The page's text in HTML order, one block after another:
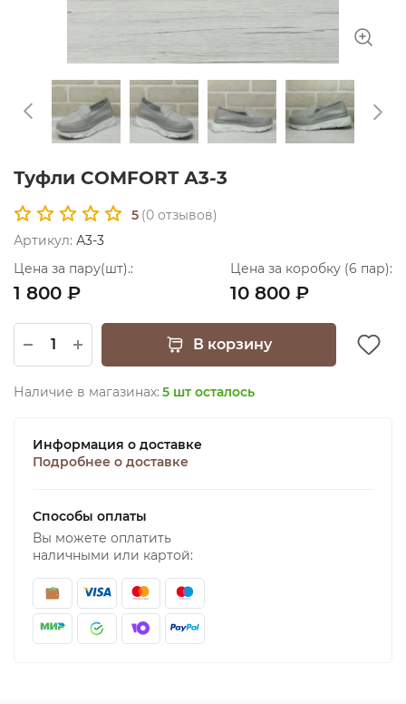
Туфли COMFORT А3-3
5 (0 отзывов)
Артикул: А3-3
Цена за пару(шт).:
1 800 ₽
Цена за коробку (6 пар):
10 800 ₽
В корзину
Наличие в магазинах: 5 шт осталось
Информация о доставке
Подробнее о доставке
Способы оплаты
Вы можете оплатить
наличными или картой: